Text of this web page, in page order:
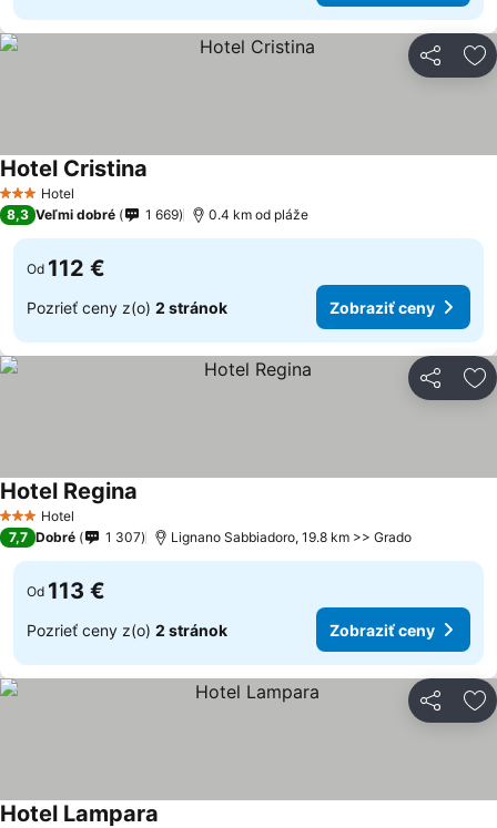
Zdieľať
3 Počet hviezdičiek
Hotel
Hotel Cristina
8,3 Veľmi dobré 1 669 0.4 km od pláže
Od 112 €
Pozrieť ceny z(o) 2 stránok Zobraziť ceny
Zdieľať
3 Počet hviezdičiek
Hotel
Hotel Regina
7,7 Dobré 1 307 Lignano Sabbiadoro, 19.8 km >> Grado
Od 113 €
Pozrieť ceny z(o) 2 stránok Zobraziť ceny
Zdieľať
Hotel Lampara